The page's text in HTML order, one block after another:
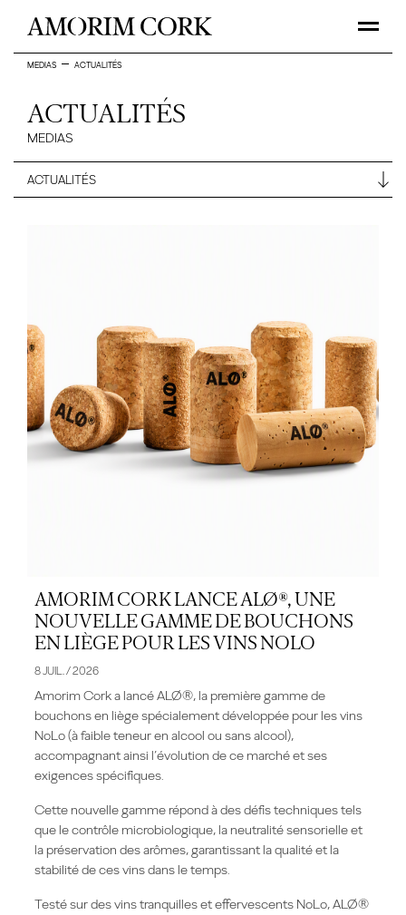
MEDIAS ACTUALITÉS
ACTUALITÉS
MEDIAS
AMORIM CORK LANCE ALØ®, UNE
NOUVELLE GAMME DE BOUCHONS
EN LIÈGE POUR LES VINS NOLO
8 JUIL. / 2026
Amorim Cork a lancé ALØ®, la première gamme de
bouchons en liège spécialement développée pour les vins
NoLo (à faible teneur en alcool ou sans alcool),
accompagnant ainsi l’évolution de ce marché et ses
exigences spécifiques.
Cette nouvelle gamme répond à des défis techniques tels
que le contrôle microbiologique, la neutralité sensorielle et
la préservation des arômes, garantissant la qualité et la
stabilité de ces vins dans le temps.
Testé sur des vins tranquilles et effervescents NoLo, ALØ®